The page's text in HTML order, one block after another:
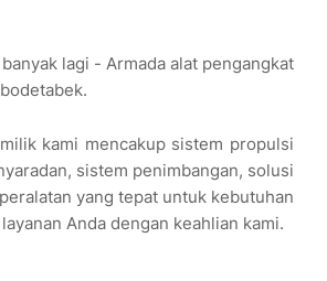
lagi - Armada alat pengangkat
kami mencakup sistem propulsi
sistem penimbangan, solusi
yang tepat untuk kebutuhan
Anda dengan keahlian kami.